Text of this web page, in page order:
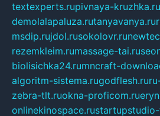
textexperts.rupivnaya-kruzhka.ru
demolalapaluza.rutanyavanya.ru
msdip.rujdol.rusokolovr.ru
rezemkleim.rumassage-tai.ru
biolisichka24.rumncraft-
algoritm-sistema.rugodflesh.ru
zebra-tlt.ruokna-proficom.ru
onlinekinospace.ru